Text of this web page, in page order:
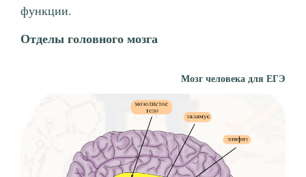
функции.
Отделы головного мозга
Мозг человека для ЕГЭ